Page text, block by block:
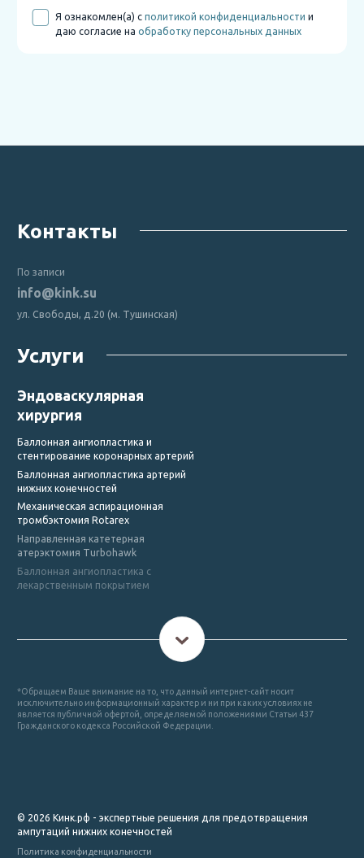
Я ознакомлен(а) сполитикой конфиденциальности и
даю согласие наобработку персональных данных
Услуги
Эндоваскулярная
хирургия
Баллонная ангиопластика и
стентирование коронарных артерий
Баллонная ангиопластика артерий
нижних конечностей
Механическая аспирационная
тромбэктомия Rotarex
Направленная катетерная
атерэктомия Turbohawk
Баллонная ангиопластика с
лекарственным покрытием
Контакты
По записи
info@kink.su
ул. Свободы, д.20 (м. Тушинская)
*Обращаем Ваше внимание на то, что данный интернет-сайт носит
исключительно информационный характер и ни при каких условиях не
является публичной офертой, определяемой положениями Статьи 437
Гражданского кодекса Российской Федерации.
© 2026 Кинк.рф - экспертные решения для предотвращения
ампутаций нижних конечностей
Политика конфиденциальности